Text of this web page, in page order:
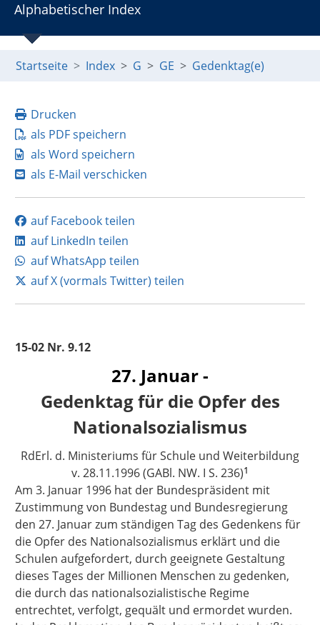
Alphabetischer Index
Startseite Index G GE Gedenktag(e)
Drucken
als PDF speichern
als Word speichern
als E-Mail verschicken
auf Facebook teilen
auf LinkedIn teilen
auf WhatsApp teilen
auf X (vormals Twitter) teilen
15-02 Nr. 9.12
27. Januar -
Gedenktag für die Opfer des
Nationalsozialismus
RdErl. d. Ministeriums für Schule und Weiterbildung
v. 28.11.1996 (GABl. NW. I S. 236)1
Am 3. Januar 1996 hat der Bundespräsident mit
Zustimmung von Bundestag und Bundesregierung
den 27. Januar zum ständigen Tag des Gedenkens für
die Opfer des Nationalsozialismus erklärt und die
Schulen aufgefordert, durch geeignete Gestaltung
dieses Tages der Millionen Menschen zu gedenken,
die durch das nationalsozialistische Regime
entrechtet, verfolgt, gequält und ermordet wurden.